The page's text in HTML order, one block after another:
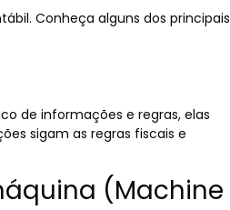
Conheça alguns dos principais
de informações e regras, elas
sigam as regras fiscais e
(Machine